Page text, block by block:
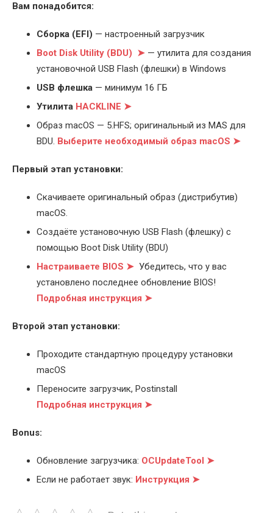
Вам понадобится:
Cборка (EFI) — настроенный загрузчик
Boot Disk Utility (BDU) ➤ — утилита для создания
установочной USB Flash (флешки) в Windows
USB флешка — минимум 16 ГБ
Утилита HACKLINE ➤
Образ macOS — 5.HFS; оригинальный из MAS для
BDU. Выберите необходимый образ macOS ➤
Первый этап установки:
Скачиваете оригинальный образ (дистрибутив)
macOS.
Создаёте установочную USB Flash (флешку) с
помощью Boot Disk Utility (BDU)
Настраиваете BIOS ➤ Убедитесь, что у вас
установлено последнее обновление BIOS!
Подробная инструкция ➤
Второй этап установки:
Проходите стандартную процедуру установки
macOS
Переносите загрузчик, Postinstall
Подробная инструкция ➤
Bonus:
Обновление загрузчика: OCUpdateTool ➤
Если не работает звук: Инструкция ➤